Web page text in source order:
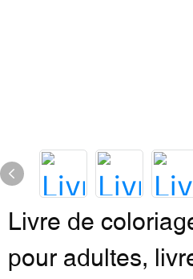
Livre de
pour adultes,